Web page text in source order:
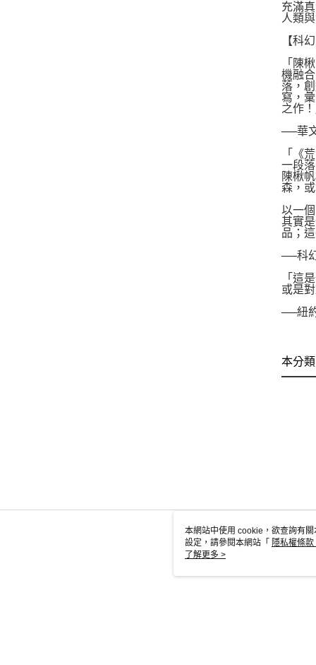
充滿
人類
【科
「陳
機融
落，
寫，
之作
──華
「《
一段
陳楸
森，
以一
其實
品；
──科
「這
或是
──紐
本分
本網站中使用 cookie，欲查詢有
設定，請參閱本網站「 隱私權條款
使用 cookie。
了解更多 >